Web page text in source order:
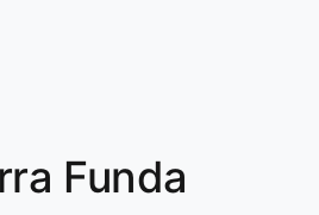
Funda